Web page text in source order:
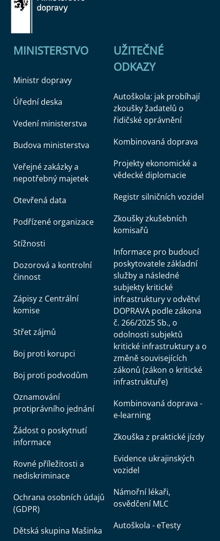
MINISTERSTVO
Ministr dopravy
Úřední deska
Vedení ministerstva
Budova ministerstva
Veřejné zakázky a
nepotřebný majetek
Otevřená data
Podřízené organizace
Stížnosti
Dozorová a kontrolní
činnost
Zápisy z Centrální
komise
Střet zájmů
Boj proti korupci
Boj proti podvodům
Oznamování
protiprávního jednání
Žádost o poskytnutí
informace
Rovné příležitosti a
nediskriminace
Ochrana osobních údajů
(GDPR)
Dětská skupina Mašinka
UŽITEČNÉ
ODKAZY
Autoškola: jak probíhají
zkoušky žadatelů o
řidičské oprávnění
Kombinovaná doprava
Projekty ekonomické a
vědecké diplomacie
Registr silničních vozidel
Zkoušky zkušebních
komisařů
Informace pro budoucí
poskytovatele základní
služby a následné
subjekty kritické
infrastruktury v odvětví
DOPRAVA podle zákona
č. 266/2025 Sb., o
odolnosti subjektů
kritické infrastruktury a o
změně souvisejících
zákonů (zákon o kritické
infrastruktuře)
Kombinovaná doprava -
e-learning
Zkouška z praktické jízdy
Evidence ukrajinských
vozidel
Námořní lékaři,
osvědčení MLC
Autoškola - eTesty